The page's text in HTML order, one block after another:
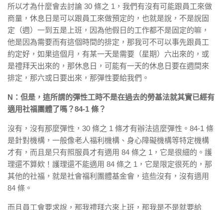
所以才為什麼會去討論 30 條之 1，我們有沒有可能跟員工來做
商量，休息日是可以跟員工來做預定的，也就是說，不是說固
定（週）一到五是上班，因為他假日的工作都不是固定的嘛，
他是因為需要而有這個時間的排定，那我可不可以事先跟員工
約定好，如果這個月，有某一天是需要（星期）六出來的，或
是禮拜天出來的，那休息日，可能有一天的休息日要在週間來
排定，那六或日要出來，那彈性要給我們。
N：但是，這所謂的彈性工時不是在過去的勞基法就其實已經有
適用社福團體了嗎？84-1 條？
沒有，沒有那麼彈性，30 條之 1 條才有辦法這麼彈性。84-1 條
是針對機構，一般像老人福利機構、身心障礙機構等特定機構
才有，而且是只有照服員才有適用 84 條之 1，它是很細的。護
理還不算欸！護理還不能適用 84 條之 1，它是限定很死的，那
其他的社福，就是社會福利團體基金會，這些沒有，沒有適用
84 條。
而且員工會要求說，那我禮拜六來上班，那我是不是就要給